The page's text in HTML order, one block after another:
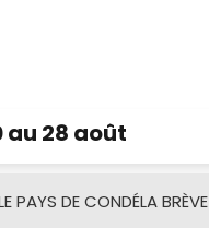
au 28 août
PAYS DE CONDÉLA BRÈVE